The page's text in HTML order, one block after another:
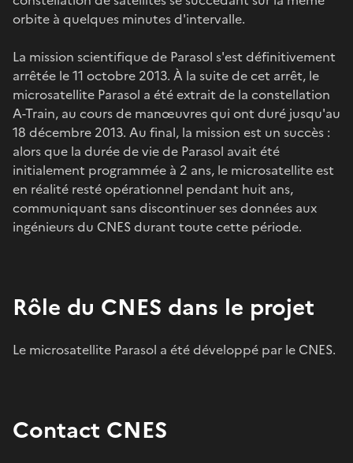
orbite à quelques minutes d'intervalle.
La mission scientifique de Parasol s'est définitivement
arrêtée le 11 octobre 2013. À la suite de cet arrêt, le
microsatellite Parasol a été extrait de la constellation
A-Train, au cours de manœuvres qui ont duré jusqu'au
18 décembre 2013. Au final, la mission est un succès :
alors que la durée de vie de Parasol avait été
initialement programmée à 2 ans, le microsatellite est
en réalité resté opérationnel pendant huit ans,
communiquant sans discontinuer ses données aux
ingénieurs du CNES durant toute cette période.
Rôle du CNES dans le projet
Le microsatellite Parasol a été développé par le CNES.
Contact CNES